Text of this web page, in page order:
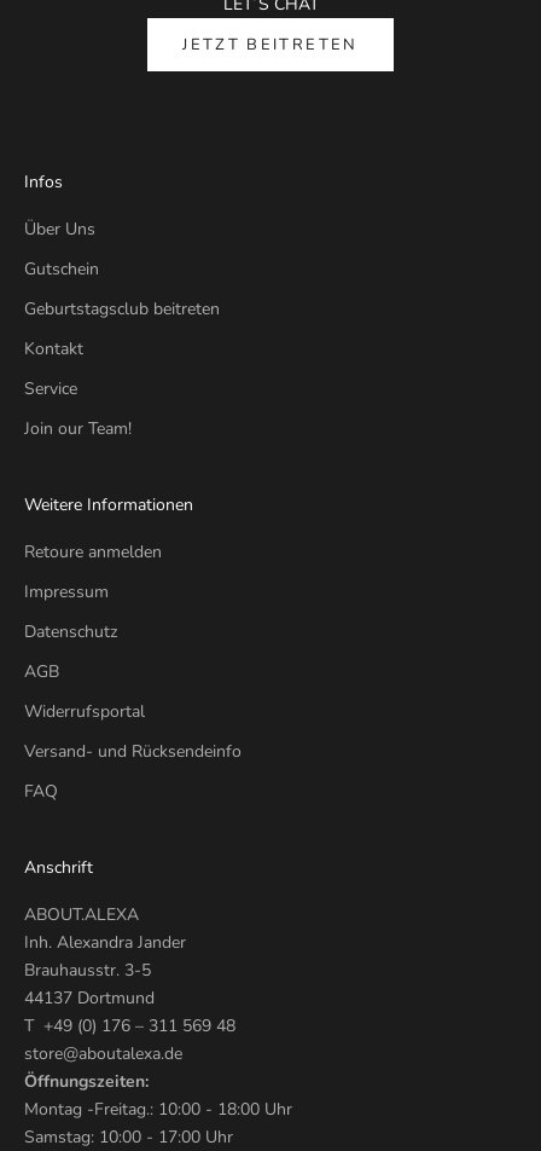
LET´S CHAT
JETZT BEITRETEN
Infos
Über Uns
Gutschein
Geburtstagsclub beitreten
Kontakt
Service
Join our Team!
Weitere Informationen
Retoure anmelden
Impressum
Datenschutz
AGB
Widerrufsportal
Versand- und Rücksendeinfo
FAQ
Anschrift
ABOUT.ALEXA
Inh. Alexandra Jander
Brauhausstr. 3-5
44137 Dortmund
T +49 (0) 176 – 311 569 48
store@aboutalexa.de
Öffnungszeiten:
Montag -Freitag.: 10:00 - 18:00 Uhr
Samstag: 10:00 - 17:00 Uhr